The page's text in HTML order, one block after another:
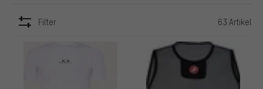
Filter 63 Artikel